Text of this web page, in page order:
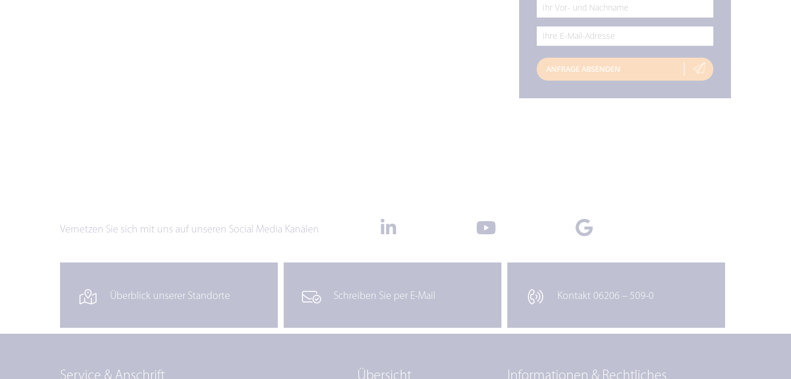
ANFRAGE ABSENDEN
Vernetzen Sie sich mit uns auf unseren Social Media Kanälen
Überblick unserer Standorte Schreiben Sie per E-Mail Kontakt 06206 – 509-0